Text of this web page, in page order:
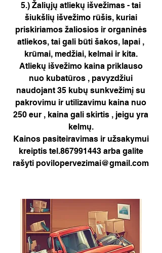
5.) Žaliųjų atliekų išvežimas - tai
šiukšlių išvežimo rūšis, kuriai
priskiriamos žaliosios ir organinės
atliekos, tai gali būti šakos, lapai ,
krūmai, medžiai, kelmai ir kita.
Atliekų išvežimo kaina priklauso
nuo kubatūros , pavyzdžiui
naudojant 35 kubų sunkvežimį su
pakrovimu ir utilizavimu kaina nuo
250 eur , kaina gali skirtis , jeigu yra
kelmų.
Kainos pasiteiravimas ir užsakymui
kreiptis tel.867991443 arba galite
rašyti povilopervezimai@gmail.com